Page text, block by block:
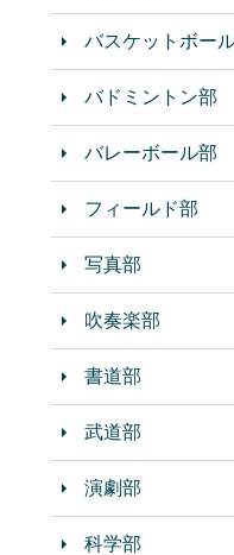
バスケットボー
バドミントン部
バレーボール部
フィールド部
写真部
吹奏楽部
書道部
武道部
演劇部
科学部